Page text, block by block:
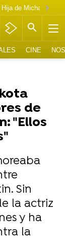
CINE
de
"Ellos
Sin
la actriz
y ha
la